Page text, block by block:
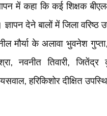
में कहा कि कई शिक्षक
देने बालों में जिला वरिष्ठ
मौर्या के अलावा भुवनेश
नवनीत तिवारी,
हरिकिशोर दीक्षित